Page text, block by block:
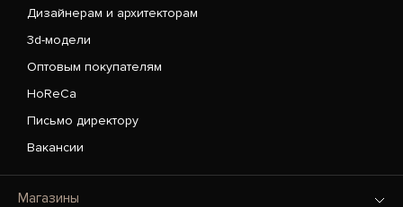
Дизайнерам и архитекторам
3d-модели
Оптовым покупателям
HoReCa
Письмо директору
Вакансии
Магазины